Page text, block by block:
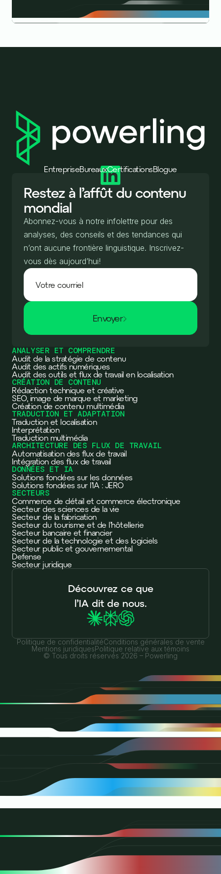
EntrepriseBureauxCertificationsBlogue
Restez à l’affût du contenu
mondial
Abonnez-vous à notre infolettre pour des
analyses, des conseils et des tendances qui
n’ont aucune frontière linguistique. Inscrivez-
vous dès aujourd’hui!
Envoyer
ANALYSER ET COMPRENDRE
Audit de la stratégie de contenu
Audit des actifs numériques
Audit des outils et flux de travail en localisation
CRÉATION DE CONTENU
Rédaction technique et créative
SEO, image de marque et marketing
Création de contenu multimédia
TRADUCTION ET ADAPTATION
Traduction et localisation
Interprétation
Traduction multimédia
ARCHITECTURE DES FLUX DE TRAVAIL
Automatisation des flux de travail
Intégration des flux de travail
DONNÉES ET IA
Solutions fondées sur les données
Solutions fondées sur l’IA : JERO
SECTEURS
Commerce de détail et commerce électronique
Secteur des sciences de la vie
Secteur de la fabrication
Secteur du tourisme et de l’hôtellerie
Secteur bancaire et financier
Secteur de la technologie et des logiciels
Secteur public et gouvernemental
Defense
Secteur juridique
Découvrez ce que
l’IA dit de nous.
Politique de confidentialitéConditions générales de vente
Mentions juridiquesPolitique relative aux témoins
© Tous droits réservés 2026 – Powerling